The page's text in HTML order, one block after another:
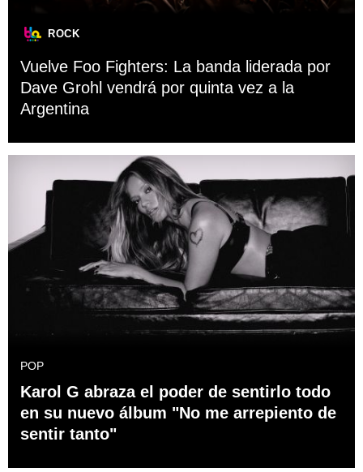
ROCK
Vuelve Foo Fighters: La banda liderada por
Dave Grohl vendrá por quinta vez a la
Argentina
POP
Karol G abraza el poder de sentirlo todo
en su nuevo álbum "No me arrepiento de
sentir tanto"